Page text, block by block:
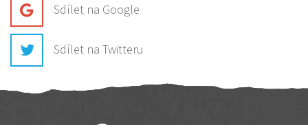
Sdílet na Google
Sdílet na Twitteru